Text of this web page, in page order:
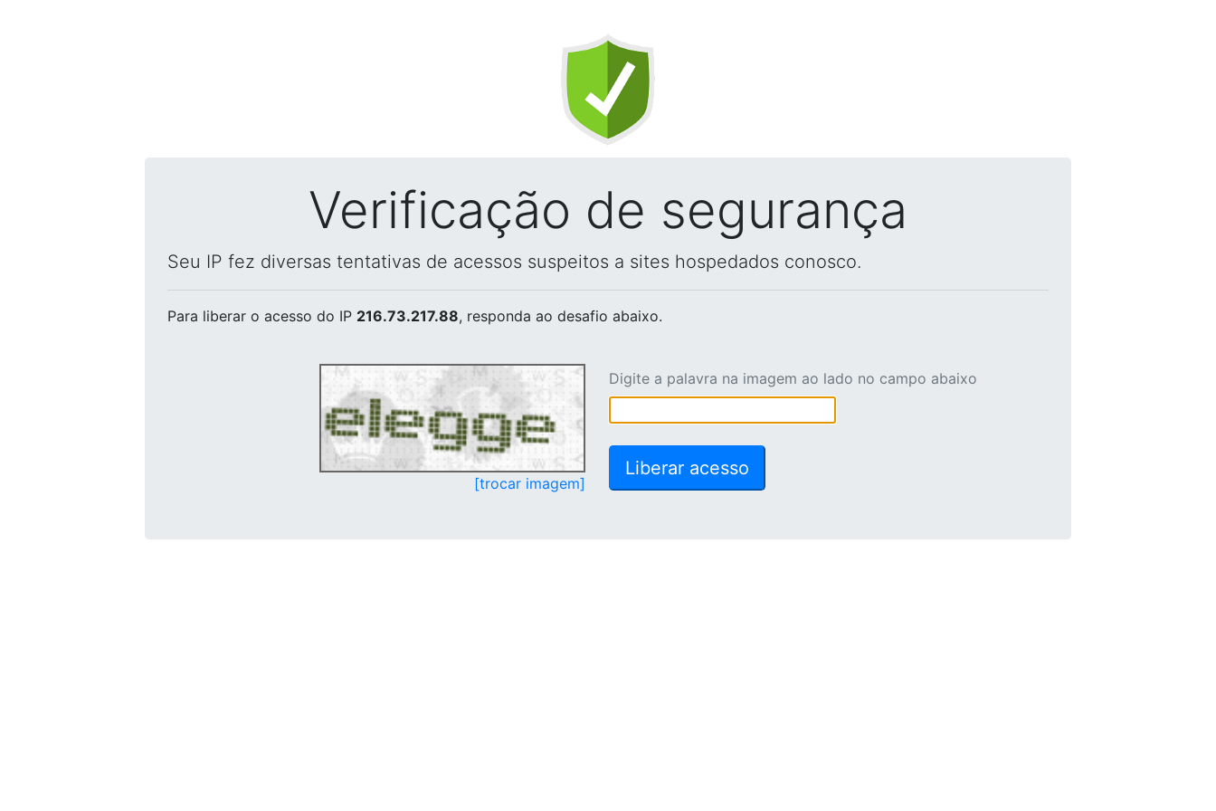
Verificação de segurança
Seu IP fez diversas tentativas de acessos suspeitos a sites hospedados conosco.
Para liberar o acesso do IP 216.73.217.88, responda ao desafio abaixo.
[trocar imagem]
Digite a palavra na imagem ao lado no campo abaixo